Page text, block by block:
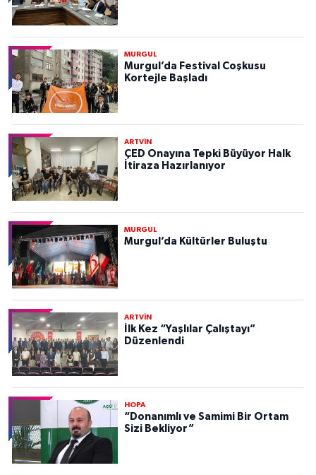
MURGUL
Murgul’da Festival Coşkusu
Kortejle Başladı
ARTVİN
ÇED Onayına Tepki Büyüyor Halk
İtiraza Hazırlanıyor
MURGUL
Murgul’da Kültürler Buluştu
ARTVİN
İlk Kez “Yaşlılar Çalıştayı”
Düzenlendi
HOPA
“Donanımlı ve Samimi Bir Ortam
Sizi Bekliyor”